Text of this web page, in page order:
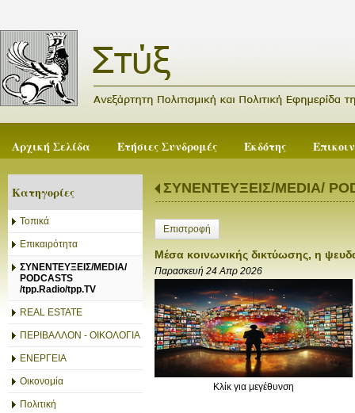
Αρχική Σελίδα Ετήσιες Συνδρομές Εκδότης
Κατηγορίες
Τοπικά
Επικαιρότητα
ΣΥΝΕΝΤΕΥΞΕΙΣ/MEDIA/
PODCASTS
/tpp.Radio/tpp.TV
REAL ESTATE
ΠΕΡΙΒΑΛΛΟΝ - ΟΙΚΟΛΟΓΙΑ
ΕΝΕΡΓΕΙΑ
Οικονομία
Πολιτική
ΣΥΝΕΝΤΕΥΞΕΙΣ/MEDIA/
Επιστροφή
Μέσα κοινωνικής δικτύωσης, η
Παρασκευή 24 Απρ 2026
Κλίκ για μεγέθυνση